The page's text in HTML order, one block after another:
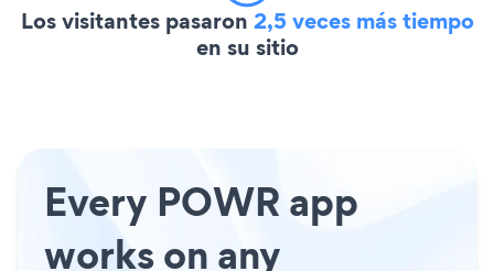
Los visitantes pasaron 2,5 veces más tiempo
en su sitio
Every POWR app
works on any